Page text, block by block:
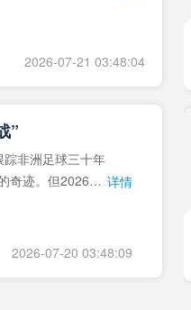
2026-07-21 03:48:04
”
非洲足球三十年
奇迹。但2026年 详情
2026-07-20 03:48:09